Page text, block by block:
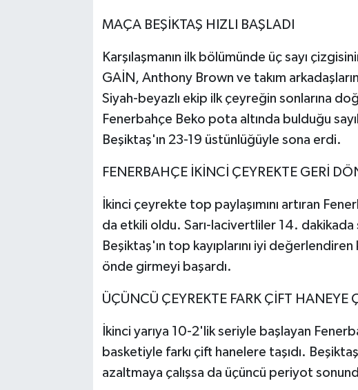
MAÇA BEŞİKTAŞ HIZLI BAŞLADI
Karşılaşmanın ilk bölümünde üç sayı
GAİN, Anthony Brown ve takım
Siyah-beyazlı ekip ilk çeyreğin sonlarına
Fenerbahçe Beko pota altında bulduğu
Beşiktaş'ın 23-19 üstünlüğüyle sona erdi.
FENERBAHÇE İKİNCİ ÇEYREKTE GERİ
İkinci çeyrekte top paylaşımını artıran
da etkili oldu. Sarı-lacivertliler 14.
Beşiktaş'ın top kayıplarını iyi
önde girmeyi başardı.
ÜÇÜNCÜ ÇEYREKTE FARK ÇİFT HANEYE
İkinci yarıya 10-2'lik seriyle başlayan
basketiyle farkı çift hanelere taşıdı.
azaltmaya çalışsa da üçüncü periyot